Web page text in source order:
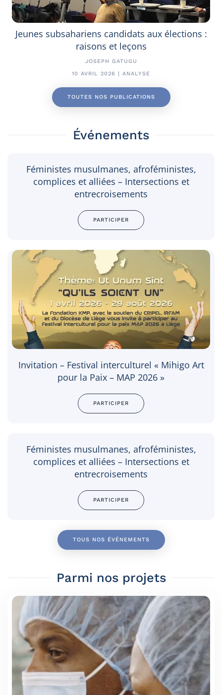
Jeunes subsahariens candidats aux élections :
raisons et leçons
JOSEPH GATUGU
10 AVRIL 2026 | ANALYSE
TOUTES NOS PUBLICATIONS
Événements
Féministes musulmanes, afroféministes,
complices et alliées – Intersections et
entrecroisements
PARTICIPER
Invitation – Festival interculturel « Mihigo Art
pour la Paix – MAP 2026 »
PARTICIPER
Féministes musulmanes, afroféministes,
complices et alliées – Intersections et
entrecroisements
PARTICIPER
TOUS NOS ÉVÉNEMENTS
Parmi nos projets